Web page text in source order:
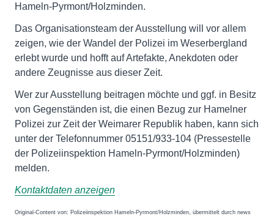
Hameln-Pyrmont/Holzminden.
Das Organisationsteam der Ausstellung will vor allem
zeigen, wie der Wandel der Polizei im Weserbergland
erlebt wurde und hofft auf Artefakte, Anekdoten oder
andere Zeugnisse aus dieser Zeit.
Wer zur Ausstellung beitragen möchte und ggf. in Besitz
von Gegenständen ist, die einen Bezug zur Hamelner
Polizei zur Zeit der Weimarer Republik haben, kann sich
unter der Telefonnummer 05151/933-104 (Pressestelle
der Polizeiinspektion Hameln-Pyrmont/Holzminden)
melden.
Kontaktdaten anzeigen
Original-Content von: Polizeiinspektion Hameln-Pyrmont/Holzminden, übermittelt durch news